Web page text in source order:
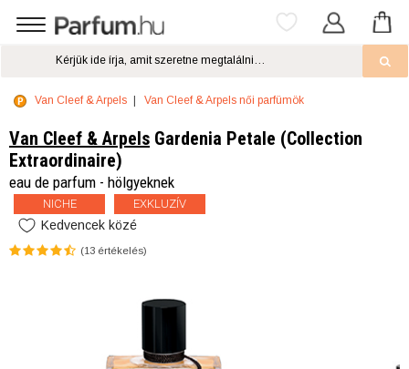
Van Cleef & Arpels Van Cleef & Arpels női parfümök
Van Cleef & Arpels Gardenia Petale (Collection
Extraordinaire)
eau de parfum - hölgyeknek
NICHE EXKLUZÍV
Kedvencek közé
(13 értékelés)